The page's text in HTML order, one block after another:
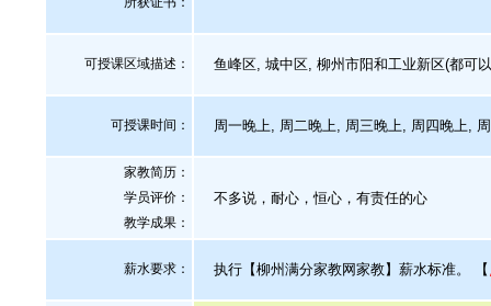
可授课区域描述： 鱼峰区, 城中区, 柳州市阳和工业新区(都可
可授课时间： 周一晚上, 周二晚上, 周三晚上, 周四晚上,
家教简历：
学员评价：
教学成果：
不多说，耐心，恒心，有责任的心
薪水要求： 执行【柳州满分家教网家教】薪水标准。 【